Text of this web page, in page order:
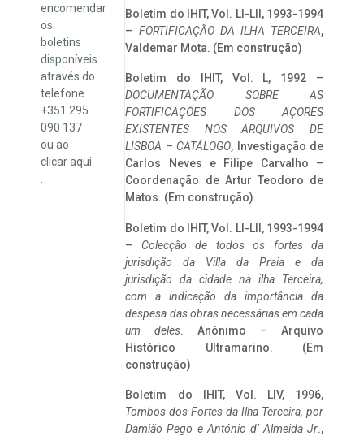
encomendar
os
boletins
disponíveis
através do
telefone
+351 295
090 137
ou ao
clicaraqui
Boletim do IHIT, Vol. LI-LII, 1993-1994
– FORTIFICAÇÃO DA ILHA TERCEIRA,
Valdemar Mota. (Em construção)
Boletim do IHIT, Vol. L, 1992 –
DOCUMENTAÇÃO SOBRE AS
FORTIFICAÇÕES DOS AÇORES
EXISTENTES NOS ARQUIVOS DE
LISBOA – CATÁLOGO, Investigação de
Carlos Neves e Filipe Carvalho –
Coordenação de Artur Teodoro de
Matos. (Em construção)
Boletim do IHIT, Vol. LI-LII, 1993-1994
– Colecção de todos os fortes da
jurisdição da Villa da Praia e da
jurisdição da cidade na ilha Terceira,
com a indicação da importância da
despesa das obras necessárias em cada
um deles. Anónimo – Arquivo
Histórico Ultramarino. (Em
construção)
Boletim do IHIT, Vol. LIV, 1996,
Tombos dos Fortes da Ilha Terceira, por
Damião Pego e António d’ Almeida Jr.,